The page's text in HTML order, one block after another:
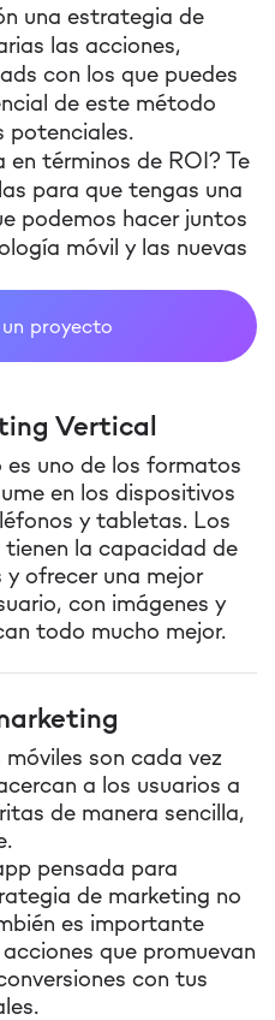
una estrategia de
las acciones,
con los que puedes
de este método
potenciales.
términos de ROI? Te
para que tengas una
podemos hacer juntos
móvil y las nuevas
proyecto
Vertical
es uno de los formatos
en los dispositivos
y tabletas. Los
la capacidad de
y ofrecer una mejor
con imágenes y
todo mucho mejor.
son cada vez
a los usuarios a
de manera sencilla,
pensada para
de marketing no
es importante
que promuevan
con tus